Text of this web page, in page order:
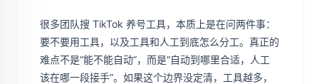
很多团队搜 TikTok 养号工具，本质上是在问两件事：
要不要用工具，以及工具和人工到底怎么分工。真正的
难点不是“能不能自动”，而是“自动到哪里合适，人工
该在哪一段接手”。如果这个边界没定清，工具越多，